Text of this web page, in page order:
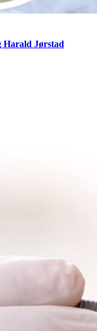
Harald Jørstad